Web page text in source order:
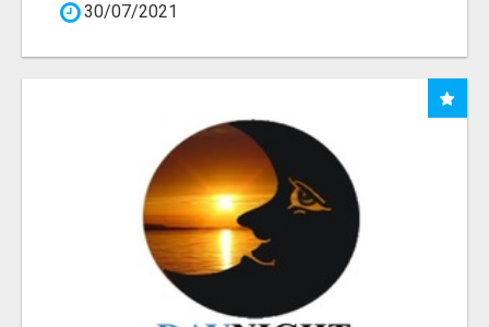
30/07/2021